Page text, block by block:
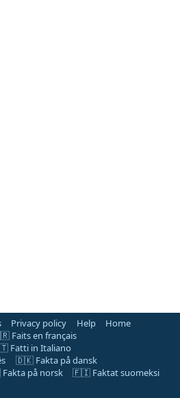
Privacy policy Help
Home
Faits en français
Fatti in Italiano
🇩🇰 Fakta på dansk
på norsk
🇫🇮 Faktat suomeksi